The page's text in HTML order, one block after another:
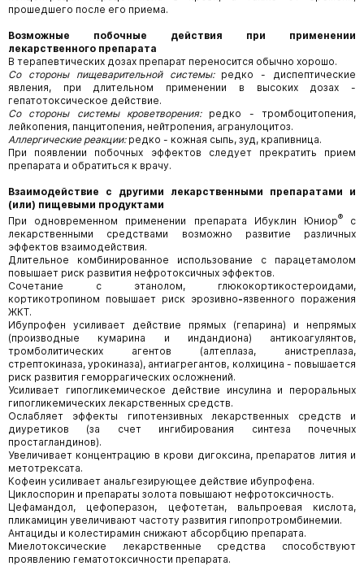
прошедшего после его приема.
Возможные побочные действия при применении
лекарственного препарата
В терапевтических дозах препарат переносится обычно хорошо.
Со стороны пищеварительной системы:редко - диспептические
явления, при длительном применении в высоких дозах -
гепатотоксическое действие.
Со стороны системы кроветворения:редко - тромбоцитопения,
лейкопения, панцитопения, нейтропения, агранулоцитоз.
Аллергические реакции:редко - кожная сыпь, зуд, крапивница.
При появлении побочных эффектов следует прекратить прием
препарата и обратиться к врачу.
Взаимодействие с другими лекарственными препаратами и
(или) пищевыми продуктами
При одновременном применении препарата Ибуклин Юниор®с
лекарственными средствами возможно развитие различных
эффектов взаимодействия.
Длительное комбинированное использование с парацетамолом
повышает риск развития нефротоксичных эффектов.
Сочетание с этанолом, глюкокортикостероидами,
кортикотропином повышает риск эрозивно-язвенного поражения
ЖКТ.
Ибупрофен усиливает действие прямых (гепарина) и непрямых
(производные кумарина и индандиона) антикоагулянтов,
тромболитических агентов (алтеплаза, анистреплаза,
стрептокиназа, урокиназа), антиагрегантов, колхицина - повышается
риск развития геморрагических осложнений.
Усиливает гипогликемическое действие инсулина и пероральных
гипогликемических лекарственных средств.
Ослабляет эффекты гипотензивных лекарственных средств и
диуретиков (за счет ингибирования синтеза почечных
простагландинов).
Увеличивает концентрацию в крови дигоксина, препаратов лития и
метотрексата.
Кофеин усиливает анальгезирующее действие ибупрофена.
Циклоспорин и препараты золота повышают нефротоксичность.
Цефамандол, цефоперазон, цефотетан, вальпроевая кислота,
пликамицин увеличивают частоту развития гипопротромбинемии.
Антациды и колестирамин снижают абсорбцию препарата.
Миелотоксические лекарственные средства способствуют
проявлению гематотоксичности препарата.